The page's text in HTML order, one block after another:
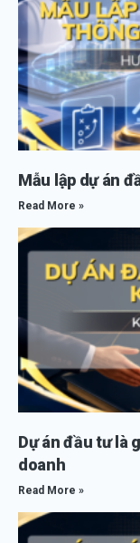
Mẫu lập dự án
Read More »
Dự án đầu tư là
doanh
Read More »